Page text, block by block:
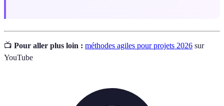
📺 Pour aller plus loin : méthodes agiles pour projets 2026 sur
YouTube